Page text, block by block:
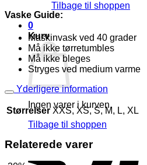
Tilbage til shoppen
0
Kurv
Ingen varer i kurven.
Tilbage til shoppen
Vaske Guide:
Maskinvask ved 40 grader
Må ikke tørretumbles
Må ikke bleges
Stryges ved medium varme
Yderligere information
Størrelser XXS, XS, S, M, L, XL
Relaterede varer